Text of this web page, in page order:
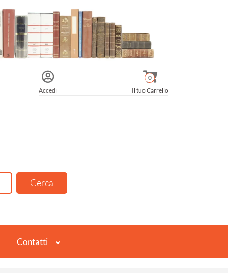
Accedi Il tuo Carrello
0
Contatti